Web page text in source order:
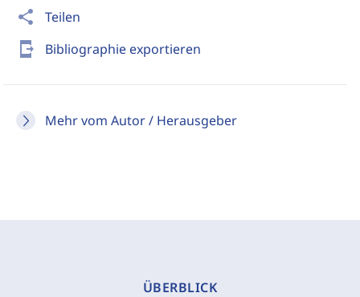
share Teilen
send_to_mobile Bibliographie exportieren
Mehr vom Autor / Herausgeber
ÜBERBLICK